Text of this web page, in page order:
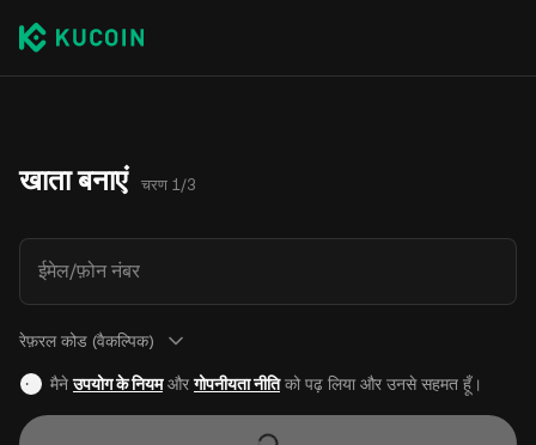
खाता बनाएं चरण 1/3
ईमेल/फ़ोन नंबर
रेफ़रल कोड (वैकल्पिक)
मैनेउपयोग के नियमऔरगोपनीयता नीतिको पढ़ लिया और उनसे सहमत हूँ।